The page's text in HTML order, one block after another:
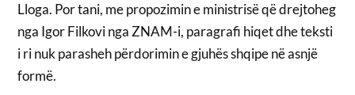
Lloga. Por tani, me propozimin e ministrisë që drejtoheg
nga Igor Filkovi nga ZNAM-i, paragrafi hiqet dhe teksti
i ri nuk parasheh përdorimin e gjuhës shqipe në asnjë
formë.